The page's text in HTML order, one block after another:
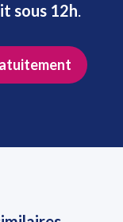
sous 12h.